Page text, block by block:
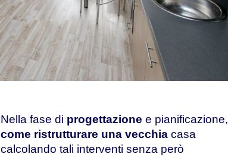
Nella fase di progettazione e pianificazione,
come ristrutturare una vecchia casa
calcolando tali interventi senza però